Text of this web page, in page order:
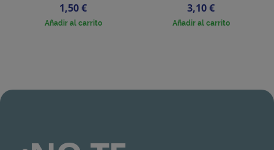
Precio
1,50 €
Añadir al carrito
Precio
3,10 €
Añadir al carrito